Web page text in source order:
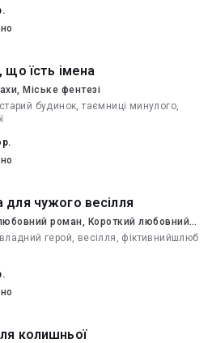
що їсть імена
Міське фентезі
старий будинок, таємниці минулого,
чужого весілля
роман, Короткий любовний
владний герой, весілля, фіктивнийшлюб
колишньої